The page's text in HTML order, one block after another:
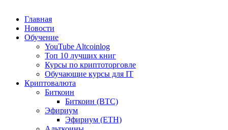
Главная
Новости
Обучение
YouTube Altcoinlog
Топ 10 лучших книг
Курсы по криптоторговле
Обучающие курсы для IT
Криптовалюта
Биткоин
Биткоин (BTC)
Эфириум
Эфириум (ETH)